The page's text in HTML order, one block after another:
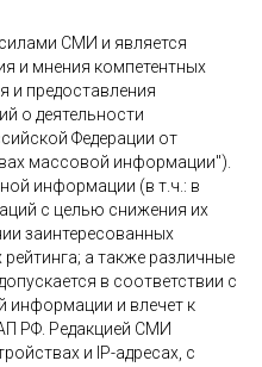
СМИ и является
и мнения компетентных
и предоставления
о деятельности
Федерации от
массовой информации").
информации (в т.ч.: в
с целью снижения их
заинтересованных
а также различные
в соответствии с
информации и влечет к
РФ. Редакцией СМИ
и IP-адресах, с